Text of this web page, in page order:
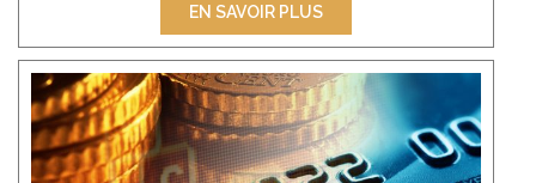
EN SAVOIR PLUS